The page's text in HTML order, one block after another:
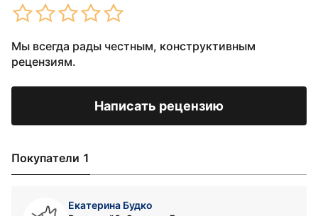
Мы всегда рады честным, конструктивным
рецензиям.
Написать рецензию
Покупатели 1
Екатерина Будко